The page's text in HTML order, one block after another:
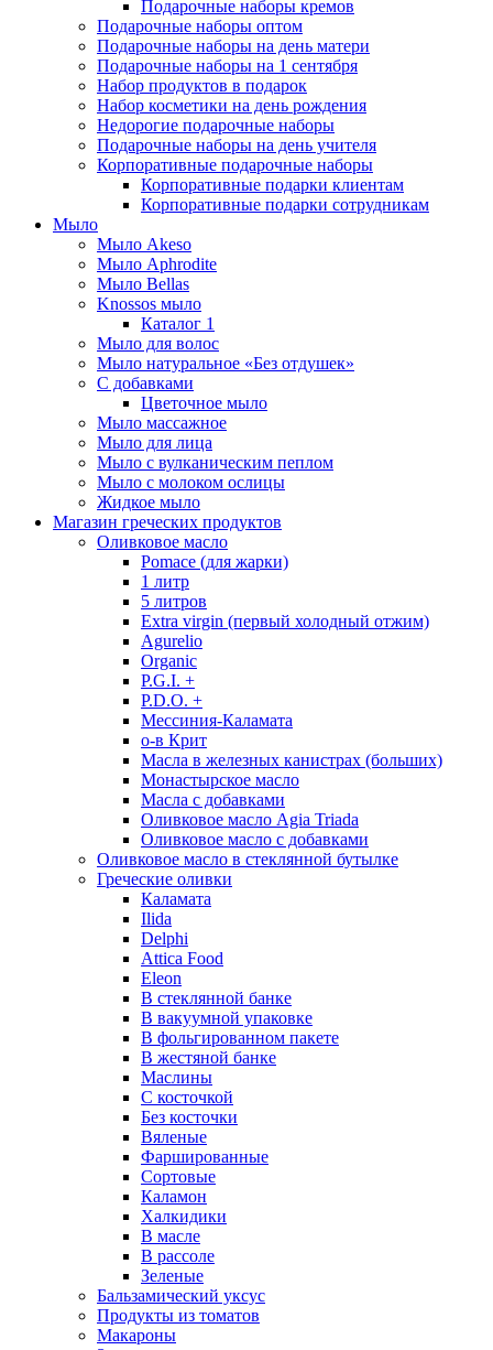
Подарочные наборы кремов
Подарочные наборы оптом
Подарочные наборы на день матери
Подарочные наборы на 1 сентября
Набор продуктов в подарок
Набор косметики на день рождения
Недорогие подарочные наборы
Подарочные наборы на день учителя
Корпоративные подарочные наборы
Корпоративные подарки клиентам
Корпоративные подарки сотрудникам
Мыло
Мыло Akeso
Мыло Aphrodite
Мыло Bellas
Knossos мыло
Каталог 1
Мыло для волос
Мыло натуральное «Без отдушек»
С добавками
Цветочное мыло
Мыло массажное
Мыло для лица
Мыло с вулканическим пеплом
Мыло с молоком ослицы
Жидкое мыло
Магазин греческих продуктов
Оливковое масло
Pomace (для жарки)
1 литр
5 литров
Extra virgin (первый холодный отжим)
Agurelio
Organic
P.G.I. +
P.D.O. +
Мессиния-Каламата
о-в Крит
Масла в железных канистрах (больших)
Монастырское масло
Масла с добавками
Оливковое масло Agia Triada
Оливковое масло с добавками
Оливковое масло в стеклянной бутылке
Греческие оливки
Каламата
Ilida
Delphi
Attica Food
Eleon
В стеклянной банке
В вакуумной упаковке
В фольгированном пакете
В жестяной банке
Маслины
С косточкой
Без косточки
Вяленые
Фаршированные
Сортовые
Каламон
Халкидики
В масле
В рассоле
Зеленые
Бальзамический уксус
Продукты из томатов
Макароны